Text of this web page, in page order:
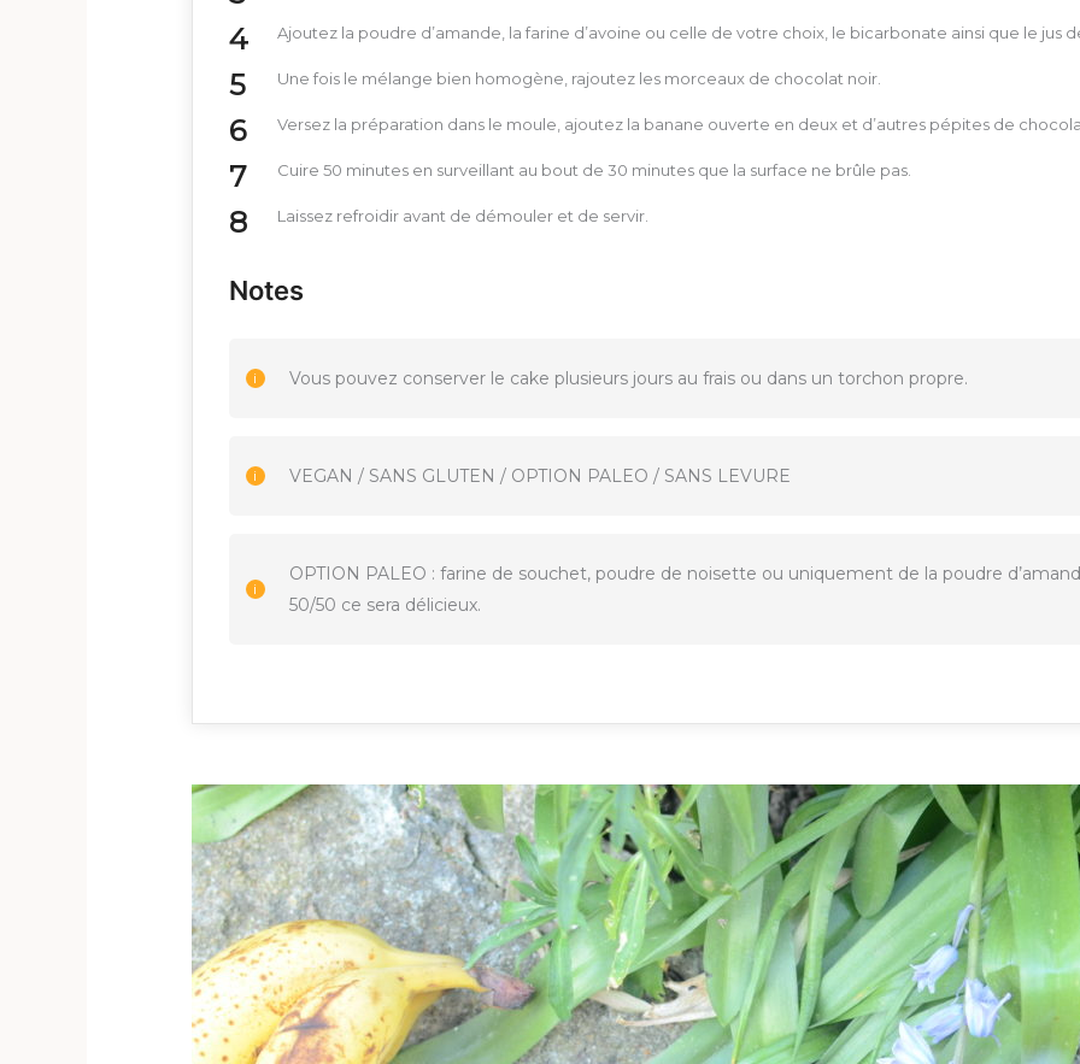
Ajoutez la poudre d’amande, la farine d’avoine ou celle de votre choix, le bicarbonate ainsi que le jus
Une fois le mélange bien homogène, rajoutez les morceaux de chocolat noir.
Versez la préparation dans le moule, ajoutez la banane ouverte en deux et d’autres pépites de
Cuire 50 minutes en surveillant au bout de 30 minutes que la surface ne brûle pas.
Laissez refroidir avant de démouler et de servir.
Notes
Vous pouvez conserver le cake plusieurs jours au frais ou dans un torchon propre.
VEGAN / SANS GLUTEN / OPTION PALEO / SANS LEVURE
OPTION PALEO : farine de souchet, poudre de noisette ou uniquement de la poudre
50/50 ce sera délicieux.